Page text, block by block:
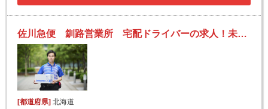
佐川急便 釧路営業所 宅配ドライバーの求人！未経験歓迎！先輩たちがサポートします♪
[都道府県]北海道